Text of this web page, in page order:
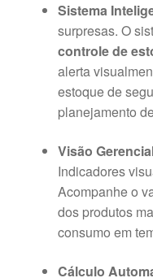
Sistema
surpresas. O
controle de
alerta
estoque de
planejamento
Visão
Indicadores
Acompanhe o
dos produtos
consumo em
Cálculo